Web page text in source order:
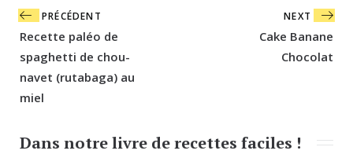
Navigation
de
l’article
PRÉCÉDENT
Recette paléo de
spaghetti de chou-
navet (rutabaga) au
miel
NEXT
Cake Banane
Chocolat
Dans notre livre de recettes faciles !